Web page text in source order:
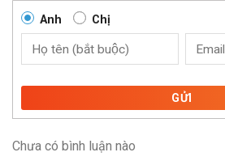
Anh Chị
GỬI
Chưa có bình luận nào